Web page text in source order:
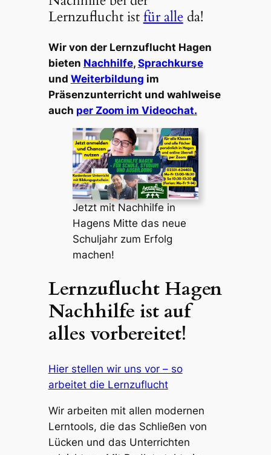
Lernzuflucht istfür alleda!
Wir von der Lernzuflucht Hagen
bieten Nachhilfe, Sprachkurse
und Weiterbildung im
Präsenzunterricht und wahlweise
auch per Zoom im Videochat.
Jetzt mit Nachhilfe in
Hagens Mitte das neue
Schuljahr zum Erfolg
machen!
Lernzuflucht Hagen
Nachhilfe ist auf
alles vorbereitet!
Hier stellen wir uns vor – so
arbeitet die Lernzuflucht
Wir arbeiten mit allen modernen
Lerntools, die das Schließen von
Lücken und das Unterrichten